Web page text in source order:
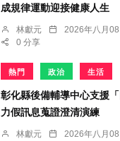
成規律運動迎接健康人生
林獻元 2026年八月08
0 分享
熱門 政治 生活
彰化縣後備輔導中心支援
力假訊息蒐證澄清演練
林獻元 2026年八月08